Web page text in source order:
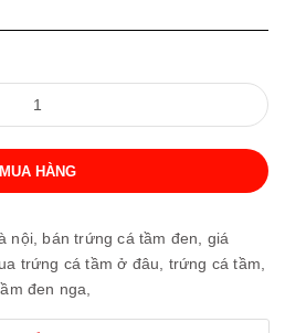
MUA HÀNG
nội, bán trứng cá tầm đen, giá
trứng cá tầm ở đâu, trứng cá tầm,
đen nga,